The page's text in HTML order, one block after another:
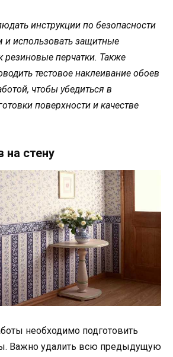
инструкции по безопасности
и использовать защитные
резиновые перчатки. Также
тестовое наклеивание обоев
чтобы убедиться в
поверхности и качестве
на стену
необходимо подготовить
Важно удалить всю предыдущую